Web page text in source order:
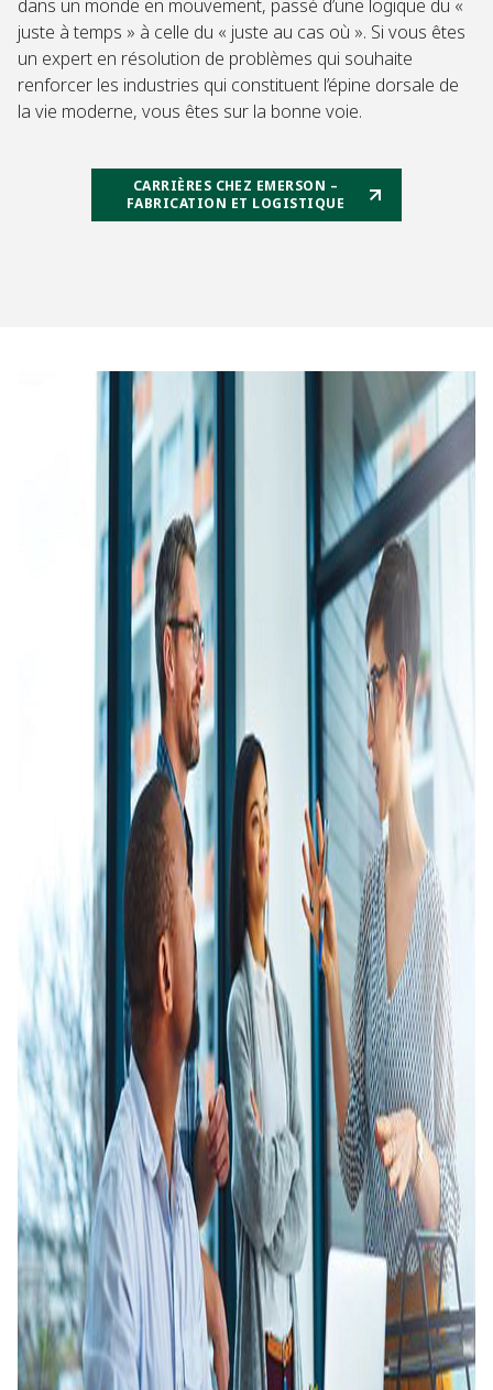
dans un monde en mouvement, passé d’une logique du «
juste à temps » à celle du « juste au cas où ». Si vous êtes
un expert en résolution de problèmes qui souhaite
renforcer les industries qui constituent l’épine dorsale de
la vie moderne, vous êtes sur la bonne voie.
CARRIÈRES CHEZ EMERSON –
FABRICATION ET LOGISTIQUE